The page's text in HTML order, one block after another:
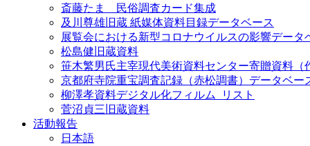
斎藤たま 民俗調査カード集成
及川尊雄旧蔵 紙媒体資料目録データベース
展覧会における新型コロナウイルスの影響データ
松島健旧蔵資料
笹木繁男氏主宰現代美術資料センター寄贈資料（
京都府寺院重宝調査記録（赤松調書）データベー
柳澤孝資料デジタル化フィルム_リスト
菅沼貞三旧蔵資料
活動報告
日本語